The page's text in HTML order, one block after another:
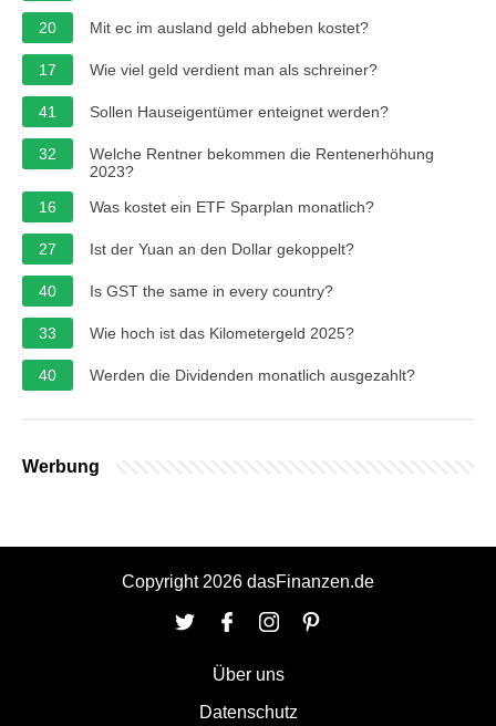
20 Mit ec im ausland geld abheben kostet?
17 Wie viel geld verdient man als schreiner?
41 Sollen Hauseigentümer enteignet werden?
32
Welche Rentner bekommen die Rentenerhöhung
2023?
16
Was kostet ein ETF Sparplan monatlich?
27 Ist der Yuan an den Dollar gekoppelt?
40 Is GST the same in every country?
33 Wie hoch ist das Kilometergeld 2025?
40 Werden die Dividenden monatlich ausgezahlt?
Werbung
Copyright 2026 dasFinanzen.de
Über uns
Datenschutz